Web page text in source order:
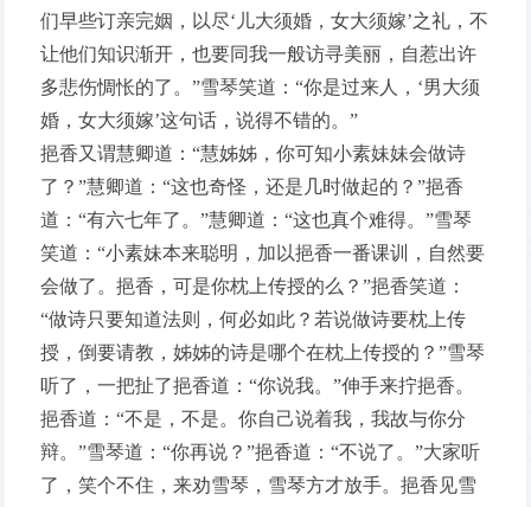
们早些订亲完姻，以尽‘儿大须婚，女大须嫁’之礼，不
让他们知识渐开，也要同我一般访寻美丽，自惹出许
多悲伤惆怅的了。”雪琴笑道：“你是过来人，‘男大须
婚，女大须嫁’这句话，说得不错的。”
挹香又谓慧卿道：“慧姊姊，你可知小素妹妹会做诗
了？”慧卿道：“这也奇怪，还是几时做起的？”挹香
道：“有六七年了。”慧卿道：“这也真个难得。”雪琴
笑道：“小素妹本来聪明，加以挹香一番课训，自然要
会做了。挹香，可是你枕上传授的么？”挹香笑道：
“做诗只要知道法则，何必如此？若说做诗要枕上传
授，倒要请教，姊姊的诗是哪个在枕上传授的？”雪琴
听了，一把扯了挹香道：“你说我。”伸手来拧挹香。
挹香道：“不是，不是。你自己说着我，我故与你分
辩。”雪琴道：“你再说？”挹香道：“不说了。”大家听
了，笑个不住，来劝雪琴，雪琴方才放手。挹香见雪